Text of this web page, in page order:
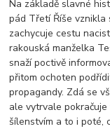
Na základě slavné
pád Třetí Říše
zachycuje cestu
rakouská manželka
snaží poctivě
přitom ochoten
propagandy. Zdá se
ale vytrvale
šílenstvím a to i poté,